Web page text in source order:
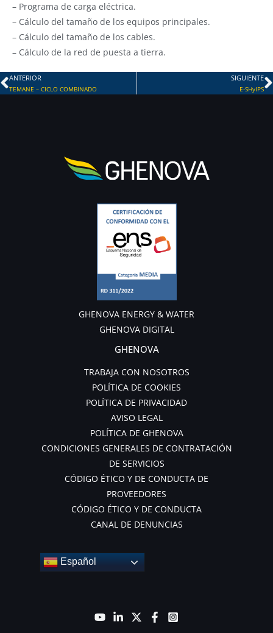
– Programa de carga eléctrica.
– Cálculo del tamaño de los equipos principales.
– Cálculo del tamaño de los cables.
– Cálculo de la red de puesta a tierra.
Prev
ANTERIOR
TEMANE – CICLO COMBINADO
SIGUIENTE
E-SHyIPS
GHENOVA ENERGY & WATER
GHENOVA DIGITAL
GHENOVA
TRABAJA CON NOSOTROS
POLÍTICA DE COOKIES
POLÍTICA DE PRIVACIDAD
AVISO LEGAL
POLÍTICA DE GHENOVA
CONDICIONES GENERALES DE CONTRATACIÓN
DE SERVICIOS
CÓDIGO ÉTICO Y DE CONDUCTA DE
PROVEEDORES
CÓDIGO ÉTICO Y DE CONDUCTA
CANAL DE DENUNCIAS
Español